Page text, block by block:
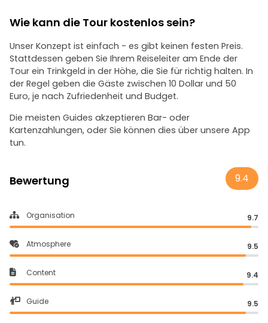
Wie kann die Tour kostenlos sein?
Unser Konzept ist einfach - es gibt keinen festen Preis.
Stattdessen geben Sie Ihrem Reiseleiter am Ende der
Tour ein Trinkgeld in der Höhe, die Sie für richtig halten. In
der Regel geben die Gäste zwischen 10 Dollar und 50
Euro, je nach Zufriedenheit und Budget.
Die meisten Guides akzeptieren Bar- oder
Kartenzahlungen, oder Sie können dies über unsere App
tun.
Bewertung 9.4
Organisation 9.7
Atmosphere 9.5
Content 9.4
Guide 9.5